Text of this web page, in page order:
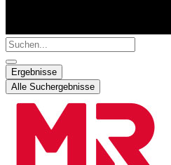
Search
...
Ergebnisse
Alle Suchergebnisse